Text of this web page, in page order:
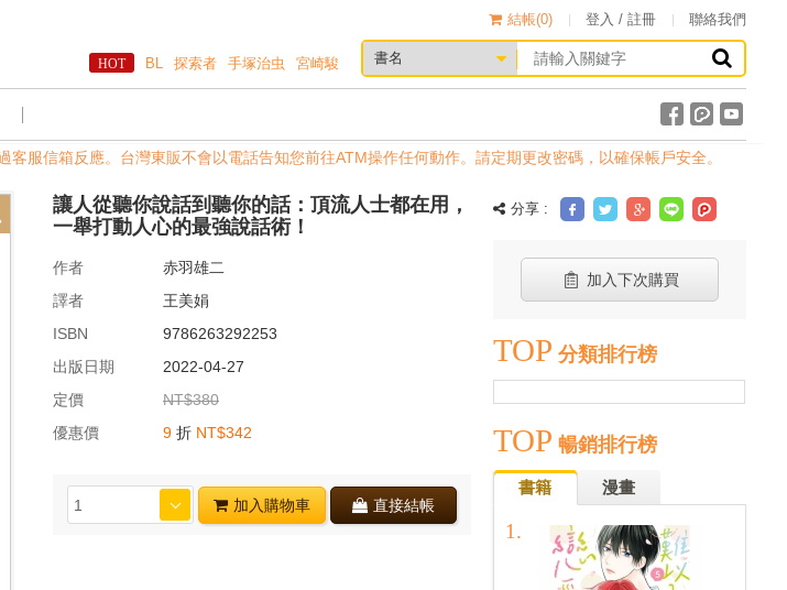
結帳(0) 登入 / 註冊 聯絡我們
BL 探索者 手塚治虫 宮崎駿
應。台灣東販不會以電話告知您前往ATM操作任何動作。請定期更改密碼，以確保帳戶安全。
讓人從聽你說話到聽你的話：頂流人士都在用，
一舉打動人心的最強說話術！
作者
赤羽雄二
譯者
王美娟
ISBN
9786263292253
出版日期
2022-04-27
定價
NT$380
優惠價
9 折 NT$342
加入購物車 直接結帳
分享 :
加入下次購買
TOP 分類排行榜
TOP 暢銷排行榜
書籍 漫畫